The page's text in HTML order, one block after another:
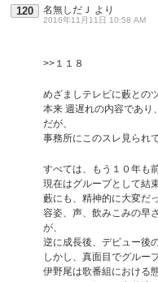
120 名無しだＪ より
2016年11月11日 10:58 AM
>>１１８
めざましテレビに藪との
本来 週遅れの内容であり
だが、
事務所にこのスレ見られ
すべては、もう１０年も
現在はグループとして結
藪にも、精神的に大変だ
容姿、声、飲みこみの早
が、
逆に成長後、デビュー後
しかし、真面目でグルー
伊野尾は歌番組における